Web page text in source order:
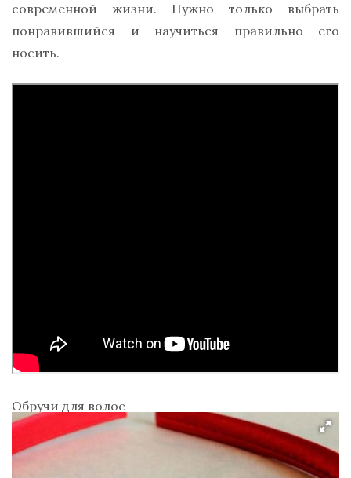
современной жизни. Нужно только выбрать
понравившийся и научиться правильно его
носить.
Обручи для волос